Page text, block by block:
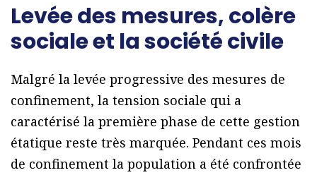
Levée des mesures, colère
sociale et la société civile
Malgré la levée progressive des mesures de
confinement, la tension sociale qui a
caractérisé la première phase de cette gestion
étatique reste très marquée. Pendant ces mois
de confinement la population a été confrontée